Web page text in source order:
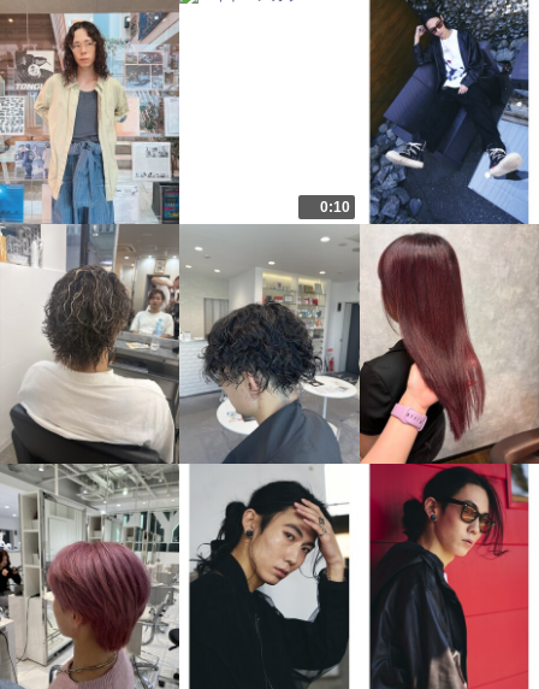
0:10